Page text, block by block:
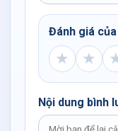
Đánh giá
★ ★
Nội dung bình